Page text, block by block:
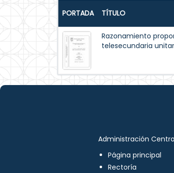
PORTADA TÍTULO
Razonamiento
telesecundaria
Administración
Página principal
Rectoría